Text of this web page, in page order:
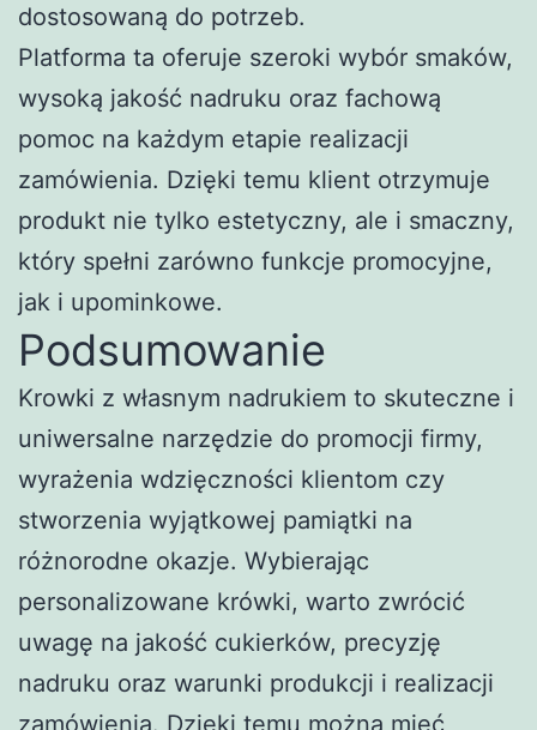
dostosowaną do potrzeb.
Platforma ta oferuje szeroki wybór smaków,
wysoką jakość nadruku oraz fachową
pomoc na każdym etapie realizacji
zamówienia. Dzięki temu klient otrzymuje
produkt nie tylko estetyczny, ale i smaczny,
który spełni zarówno funkcje promocyjne,
jak i upominkowe.
Podsumowanie
Krowki z własnym nadrukiem to skuteczne i
uniwersalne narzędzie do promocji firmy,
wyrażenia wdzięczności klientom czy
stworzenia wyjątkowej pamiątki na
różnorodne okazje. Wybierając
personalizowane krówki, warto zwrócić
uwagę na jakość cukierków, precyzję
nadruku oraz warunki produkcji i realizacji
zamówienia. Dzięki temu można mieć